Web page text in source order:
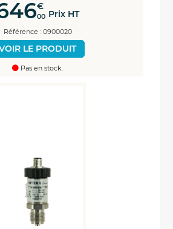
€
00 Prix HT
Référence : 0900020
LE PRODUIT
Pas en stock.